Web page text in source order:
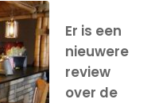
Er is een
nieuwere
review
over de